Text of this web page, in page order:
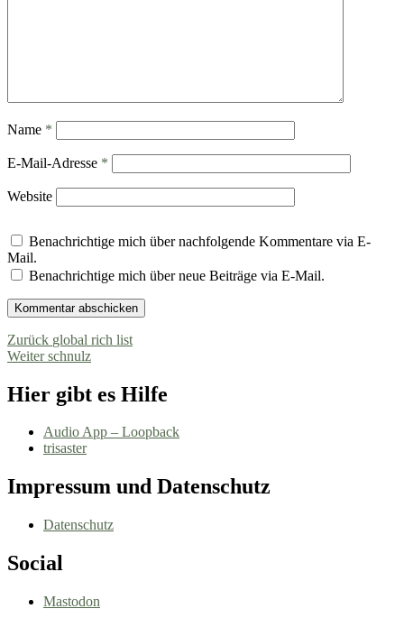
Name *
E-Mail-Adresse *
Website
Benachrichtige mich über nachfolgende Kommentare via E-
Mail.
Benachrichtige mich über neue Beiträge via E-Mail.
Beitragsnavigation
Zurück Vorheriger
Beitrag:
global rich list
Weiter Nächster
schnulz
Hier gibt es Hilfe
Audio App – Loopback
trisaster
Impressum und Datenschutz
Datenschutz
Social
Mastodon